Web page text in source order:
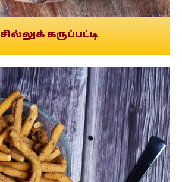
சில்லுக் கருப்பட்டி